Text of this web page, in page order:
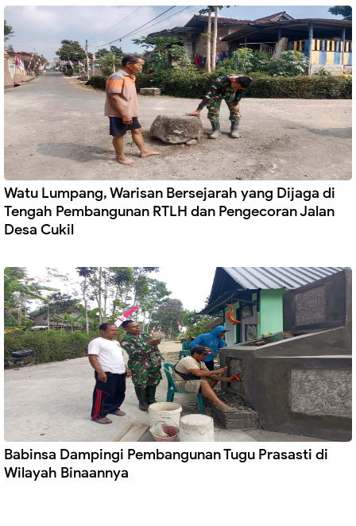
Watu Lumpang, Warisan Bersejarah yang Dijaga di
Tengah Pembangunan RTLH dan Pengecoran Jalan
Desa Cukil
Babinsa Dampingi Pembangunan Tugu Prasasti di
Wilayah Binaannya